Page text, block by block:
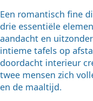
Een romantisch fine
drie essentiële
aandacht en
intieme tafels op
doordacht interieur
twee mensen zich
en de maaltijd.